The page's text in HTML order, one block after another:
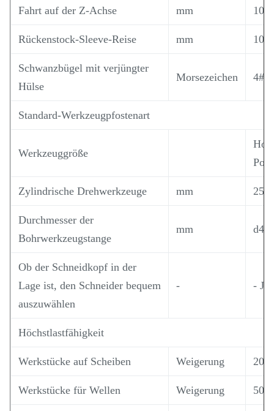
Fahrt auf der Z-Achse mm
Rückenstock-Sleeve-Reise mm 100
Schwanzbügel mit verjüngter
Hülse
Morsezeichen 4#
Standard-Werkzeugpfostenart
Werkzeuggröße
Zylindrische Drehwerkzeuge mm
Durchmesser der
Bohrwerkzeugstange
mm
Ob der Schneidkopf in der
Lage ist, den Schneider bequem
auszuwählen
- -
Höchstlastfähigkeit
Werkstücke auf Scheiben Weigerung 200
Werkstücke für Wellen Weigerung 500